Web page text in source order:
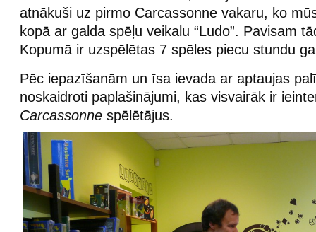
atnākuši uz pirmo Carcassonne vakaru, ko
kopā ar galda spēļu veikalu “Ludo”. Pavisam
Kopumā ir uzspēlētas 7 spēles piecu stundu
Pēc iepazīšanām un īsa ievada ar aptaujas
noskaidroti paplašinājumi, kas visvairāk ir
Carcassonne spēlētājus.